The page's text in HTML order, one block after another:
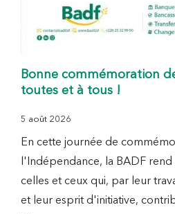
Bonne commémoration
toutes et à tous !
5 août 2026
En cette journée de
l'Indépendance, la BADF
celles et ceux qui, par leur
et leur esprit d'initiative,